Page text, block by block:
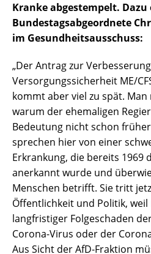
Kranke abgestempelt.
Bundestagsabgeordnete
im Gesundheitsausschuss:
„Der Antrag zur
Versorgungssicherheit ME/
kommt aber viel zu spät.
warum der ehemaligen
Bedeutung nicht schon
sprechen hier von einer
Erkrankung, die bereits 1969
anerkannt wurde und
Menschen betrifft. Sie tritt
Öffentlichkeit und Politik, weil
langfristiger Folgeschaden
Corona-Virus oder der
Aus Sicht der AfD-Fraktion